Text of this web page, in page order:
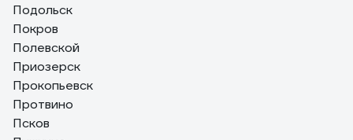
Подольск
Покров
Полевской
Приозерск
Прокопьевск
Протвино
Псков